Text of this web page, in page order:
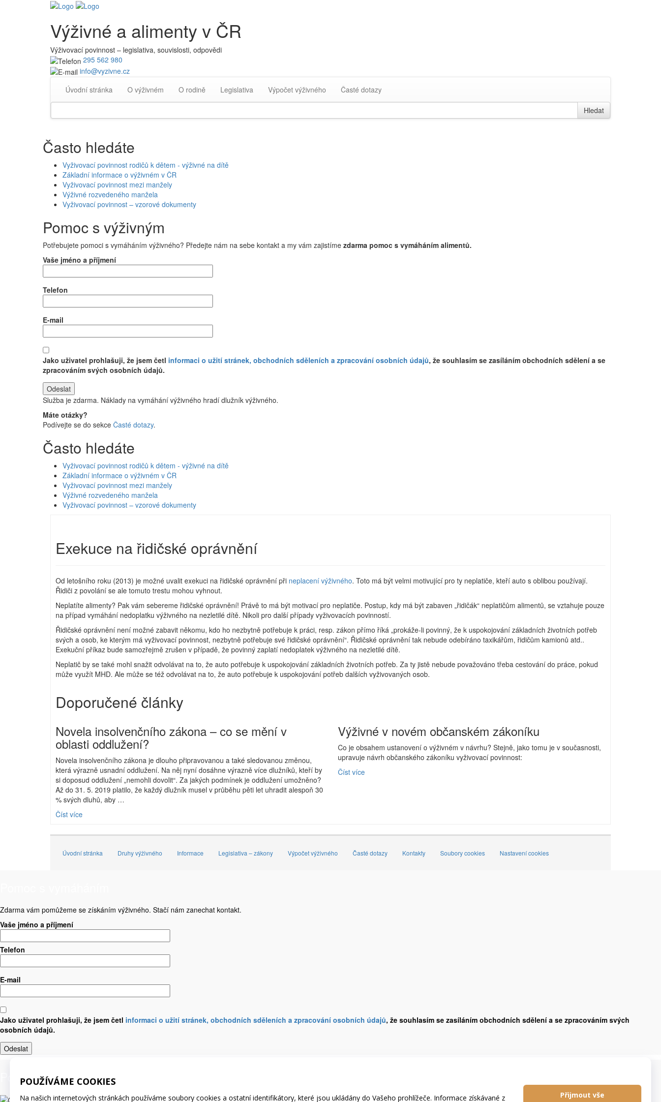
Výživné a alimenty v ČR
Výživovací povinnost – legislativa, souvislosti, odpovědi
295 562 980
info@vyzivne.cz
Úvodní stránka
O výživném O rodině Legislativa Výpočet výživného
Časté dotazy
Search
for
Hledat
Často hledáte
Vyživovací povinnost rodičů k dětem - výživné na dítě
Základní informace o výživném v ČR
Vyživovací povinnost mezi manžely
Výživné rozvedeného manžela
Vyživovací povinnost – vzorové dokumenty
Pomoc s výživným
Potřebujete pomoci s vymáháním výživného? Předejte nám na sebe kontakt a my vám zajistíme zdarma pomoc s vymáháním alimentů.
Vaše jméno a příjmení
Telefon
E-mail
Jako uživatel prohlašuji, že jsem četl informaci o užití stránek, obchodních sděleních a zpracování osobních údajů, že souhlasím se zasíláním obchodních sdělení a se
zpracováním svých osobních údajů.
Služba je zdarma. Náklady na vymáhání výživného hradí dlužník výživného.
Máte otázky?
Podívejte se do sekce Časté dotazy.
Často hledáte
Vyživovací povinnost rodičů k dětem - výživné na dítě
Základní informace o výživném v ČR
Vyživovací povinnost mezi manžely
Výživné rozvedeného manžela
Vyživovací povinnost – vzorové dokumenty
Exekuce na řidičské oprávnění
Od letošního roku (2013) je možné uvalit exekuci na řidičské oprávnění při neplacení výživného. Toto má být velmi motivující pro ty neplatiče, kteří auto s oblibou používají.
Řidiči z povolání se ale tomuto trestu mohou vyhnout.
Neplatíte alimenty? Pak vám sebereme řidičské oprávnění! Právě to má být motivací pro neplatiče. Postup, kdy má být zabaven „řidičák“ neplatičům alimentů, se vztahuje pouze
na případ vymáhání nedoplatku výživného na nezletilé dítě. Nikoli pro další případy vyživovacích povinností.
Řidičské oprávnění není možné zabavit někomu, kdo ho nezbytně potřebuje k práci, resp. zákon přímo říká „prokáže-li povinný, že k uspokojování základních životních potřeb
svých a osob, ke kterým má vyživovací povinnost, nezbytně potřebuje své řidičské oprávnění“. Řidičské oprávnění tak nebude odebíráno taxikářům, řidičům kamionů atd..
Exekuční příkaz bude samozřejmě zrušen v případě, že povinný zaplatí nedoplatek výživného na nezletilé dítě.
Neplatič by se také mohl snažit odvolávat na to, že auto potřebuje k uspokojování základních životních potřeb. Za ty jistě nebude považováno třeba cestování do práce, pokud
může využít MHD. Ale může se též odvolávat na to, že auto potřebuje k uspokojování potřeb dalších vyživovaných osob.
Doporučené články
Novela insolvenčního zákona – co se mění v
oblasti oddlužení?
Novela insolvenčního zákona je dlouho připravovanou a také sledovanou změnou,
která výrazně usnadní oddlužení. Na něj nyní dosáhne výrazně více dlužníků, kteří by
si doposud oddlužení „nemohli dovolit“. Za jakých podmínek je oddlužení umožněno?
Až do 31. 5. 2019 platilo, že každý dlužník musel v průběhu pěti let uhradit alespoň 30
% svých dluhů, aby …
Číst více
Výživné v novém občanském zákoníku
Co je obsahem ustanovení o výživném v návrhu? Stejně, jako tomu je v současnosti,
upravuje návrh občanského zákoníku vyživovací povinnost:
Číst více
Úvodní stránka Druhy výživného Informace Legislativa – zákony Výpočet výživného Časté dotazy Kontakty Soubory cookies Nastavení cookies
Zdarma vám pomůžeme se získáním výživného. Stačí nám zanechat kontakt.
Vaše jméno a příjmení
Telefon
E-mail
Jako uživatel prohlašuji, že jsem četl informaci o užití stránek, obchodních sděleních a zpracování osobních údajů, že souhlasím se zasíláním obchodních sdělení a se zpracováním svých
osobních údajů.
Pomoc s vymáháním